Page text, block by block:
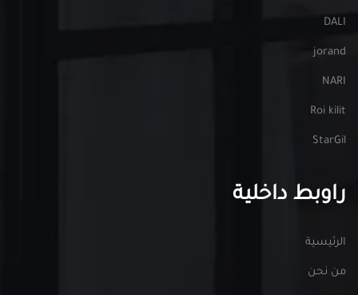
DALI
jorand
NARI
Roi kilit
StarGil
راوبط داخلية
الرئيسية
من نحن